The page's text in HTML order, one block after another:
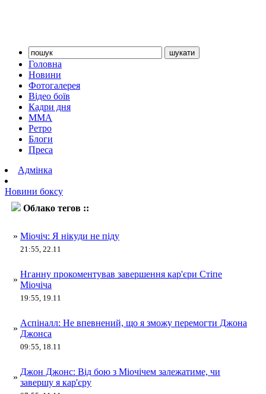
Головна
Новини
Фотогалерея
Відео боїв
Кадри дня
ММА
Ретро
Блоги
Преса
Адмінка
Новини боксу
Облако тегов ::
» Міочіч: Я нікуди не піду
21:55, 22.11
»
Нганну прокоментував завершення кар'єри Стіпе
Міочіча
19:55, 19.11
»
Аспіналл: Не впевнений, що я зможу перемогти Джона
Джонса
09:55, 18.11
»
Джон Джонс: Від бою з Міочічем залежатиме, чи
завершу я кар'єру